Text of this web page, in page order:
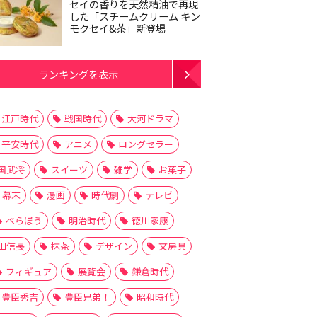
セイの香りを天然精油で再現
した「スチームクリーム キン
モクセイ&茶」新登場
ランキングを表示
江戸時代 戦国時代
大河ドラマ
平安時代
アニメ
ロングセラー
武将
スイーツ 雑学
お菓子
幕末
漫画 時代劇
テレビ
べらぼう
明治時代
徳川家康
信長
抹茶 デザイン
文房具
フィギュア
展覧会
鎌倉時代
豊臣秀吉
豊臣兄弟！
昭和時代